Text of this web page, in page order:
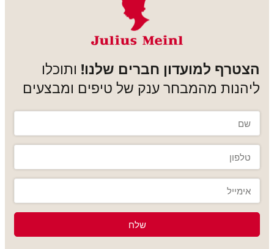
הצטרף למועדון חברים שלנו! ותוכלו
ליהנות מהמבחר ענק של טיפים ומבצעים
שלח